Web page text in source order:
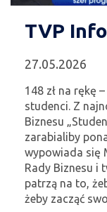
TVP
27.05.2026
148 zł na rękę
studenci. Z
Biznesu
zarabialiby
wypowiada się
Rady Biznesu i
patrzą na to,
żeby zacząć